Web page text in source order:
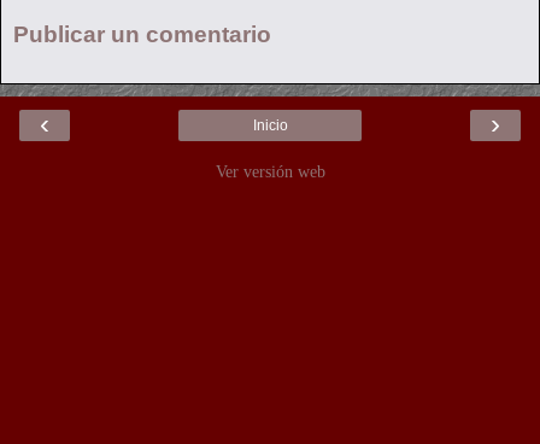
Publicar un comentario
‹ ›
Inicio
Ver versión web